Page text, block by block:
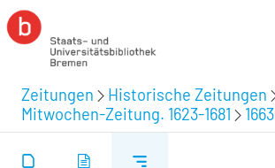
Zeitungen Historische Zeitungen
Mitwochen-Zeitung. 1623-1681
1663